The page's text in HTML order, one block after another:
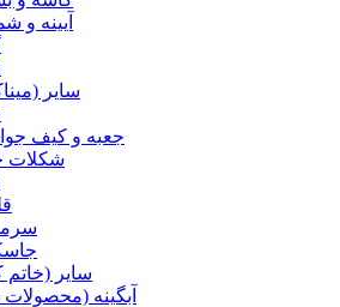
آیینه و
سایر
جعبه و کیف
شکلات
سایر (خاتم
آبگینه